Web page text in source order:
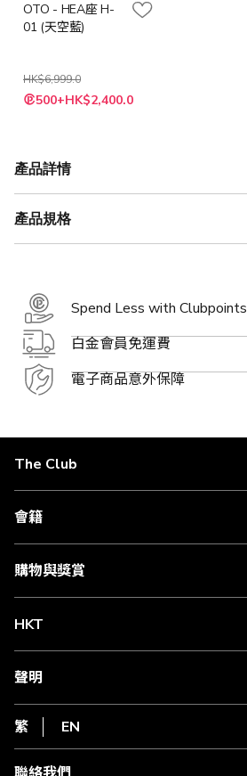
OTO - HEA座 H-
01 (天空藍)
HK$6,999.0
特 500+HK$2,400.0
產品詳情
產品規格
Spend Less with Clubpoints
白金會員免運費
電子商品意外保障
The Club
關於 The Club
合作夥伴
媒體中心
會籍
會籍及專屬禮遇
賺取積分
購物與獎賞
物流與配送
Club Shopping 商品領取站
常見問題
HKT
csl.
1010
HKT
聲明
私隱聲明
使用條款
條款及細則
繁 EN